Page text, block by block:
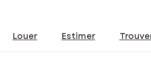
Louer Estimer